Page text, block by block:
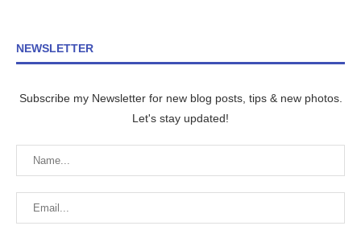
NEWSLETTER
Subscribe my Newsletter for new blog posts, tips & new photos.
Let's stay updated!